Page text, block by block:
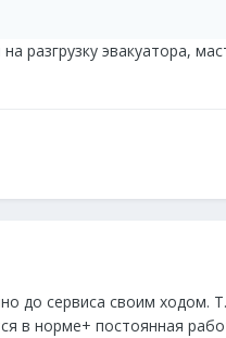
эвакуатора,
сервиса своим ходом.
в норме+ постоянная